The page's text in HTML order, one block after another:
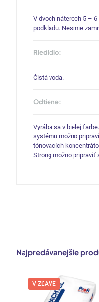
V dvoch náteroch 5 –
podkladu. Nesmie
Riedidlo:
Čistá voda.
Odtiene:
Vyrába sa v bielej
systému možno
tónovacích
Strong možno pripraviť
Najpredávanejšie
V ZĽAVE